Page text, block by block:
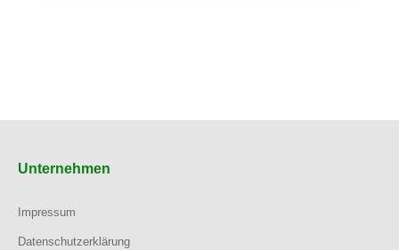
Unternehmen
Impressum
Datenschutzerklärung